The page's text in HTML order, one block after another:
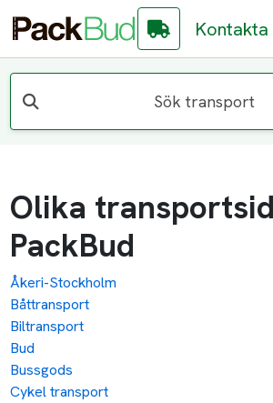
Kontakta
Sök transport
Olika
PackBud
Åkeri-Stockholm
Båttransport
Biltransport
Bud
Bussgods
Cykel transport